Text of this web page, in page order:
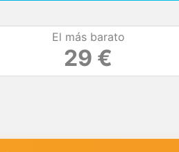
El más barato
29 €